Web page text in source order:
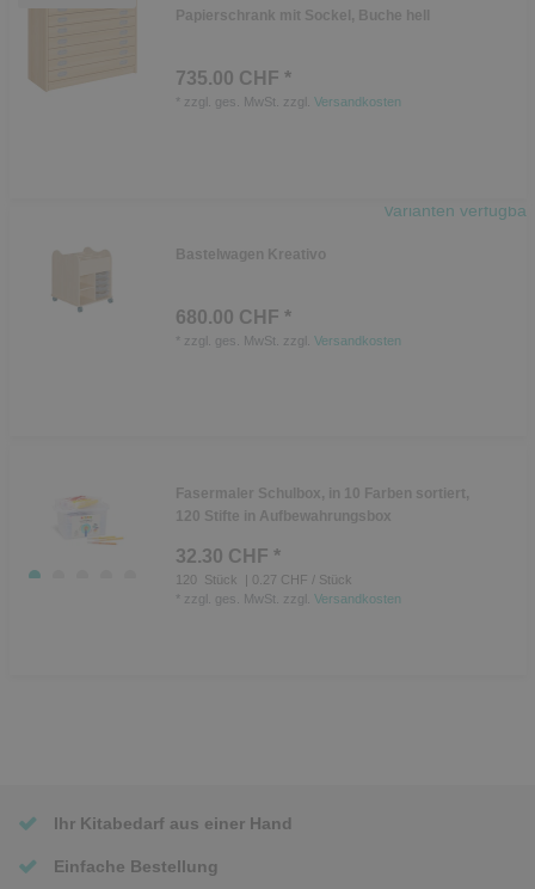
Papierschrank mit Sockel, Buche hell
735.00 CHF *
zzgl. ges. MwSt. zzgl. Versandkosten
Varianten verfügbar
Bastelwagen Kreativo
680.00 CHF *
zzgl. ges. MwSt. zzgl. Versandkosten
Fasermaler Schulbox, in 10 Farben sortiert,
120 Stifte in Aufbewahrungsbox
32.30 CHF *
120 Stück
| 0.27 CHF / Stück
zzgl. ges. MwSt. zzgl. Versandkosten
Ihr Kitabedarf aus einer Hand
Einfache Bestellung